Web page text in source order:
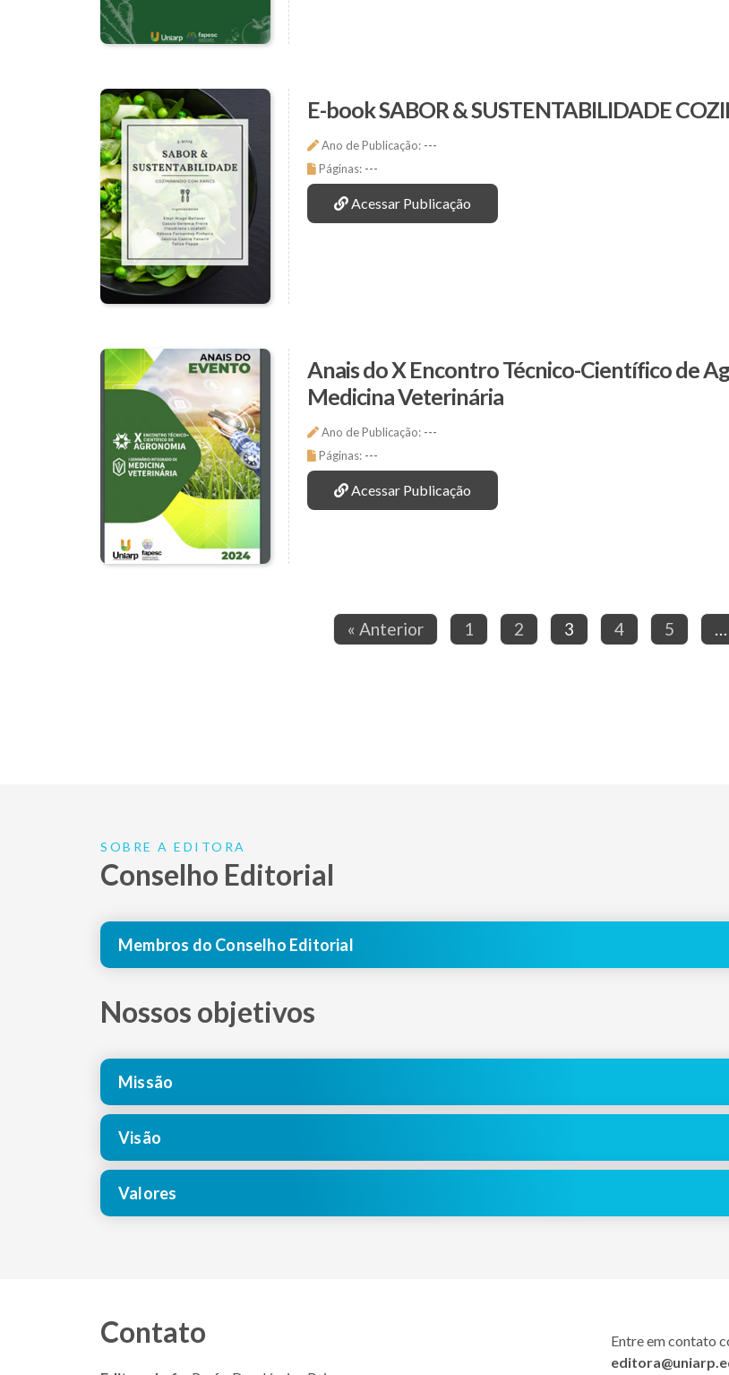
E-book SABOR & SUSTENTABILIDADE
Ano de Publicação: ---
Páginas: ---
Acessar Publicação
Anais do X Encontro Técnico-Científico de
Medicina Veterinária
Ano de Publicação: ---
Páginas: ---
Acessar Publicação
« Anterior 1 2 3 4 5 …
SOBRE A EDITORA
Conselho Editorial
Membros do Conselho Editorial
Nossos objetivos
Missão
Visão
Valores
Contato
Entre em contato